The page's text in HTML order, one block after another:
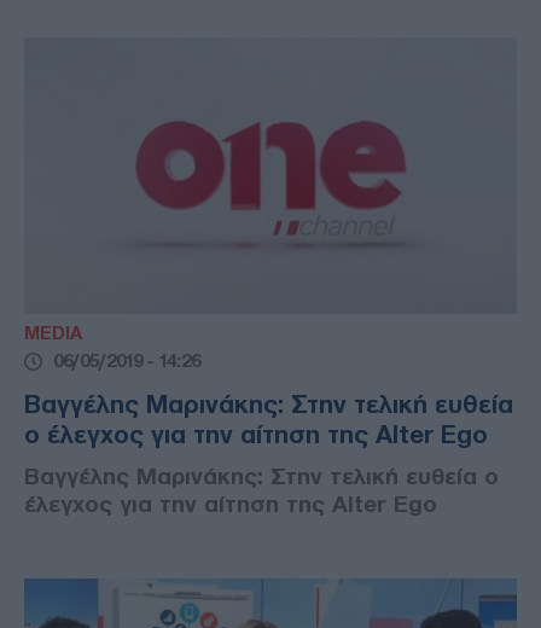
MEDIA
06/05/2019 - 14:26
Βαγγέλης Μαρινάκης: Στην τελική ευθεία
ο έλεγχος για την αίτηση της Alter Ego
Βαγγέλης Μαρινάκης: Στην τελική ευθεία ο
έλεγχος για την αίτηση της Alter Ego